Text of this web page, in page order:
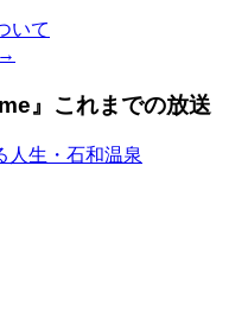
いて
→
』これまでの放送
人生・石和温泉